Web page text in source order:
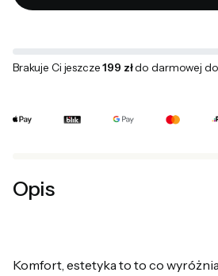
Brakuje Ci jeszcze199 złdo darmowej
Opis
Komfort, estetyka to to co